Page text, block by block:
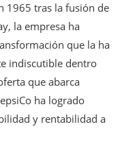
1965 tras la fusión de
la empresa ha
que la ha
indiscutible dentro
que abarca
ha logrado
y rentabilidad a